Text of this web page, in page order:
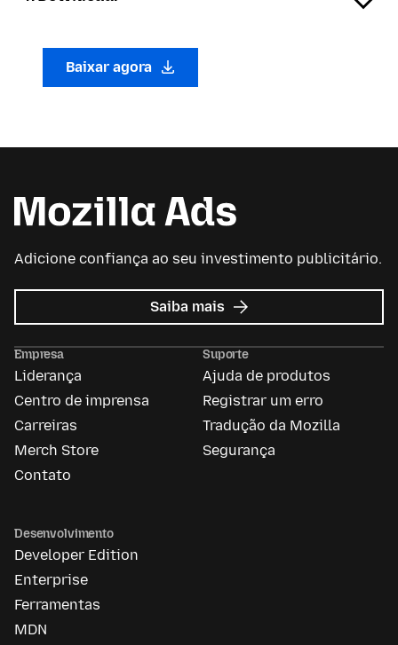
Baixar agora
Adicione confiança ao seu investimento publicitário.
Saiba mais sobre
Mozilla
Empresa
Liderança
Centro de imprensa
Carreiras
Merch Store
Contato
Suporte
Ajuda de produtos
Registrar um erro
Tradução da Mozilla
Segurança
Desenvolvimento
Developer Edition
Enterprise
Ferramentas
MDN